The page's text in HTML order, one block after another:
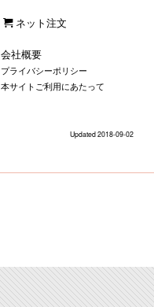
ネット注文
会社概要
プライバシーポリシー
本サイトご利用にあたって
Updated 2018-09-02